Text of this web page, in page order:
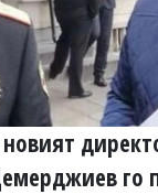
новият
го